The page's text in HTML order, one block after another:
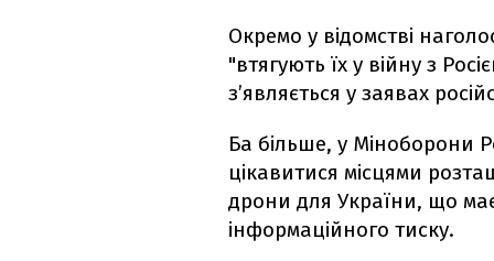
Окремо у відомстві
"втягують їх у війну з
з’являється у заявах
Ба більше, у Міноборони
цікавитися місцями
дрони для України, що
інформаційного тиску.